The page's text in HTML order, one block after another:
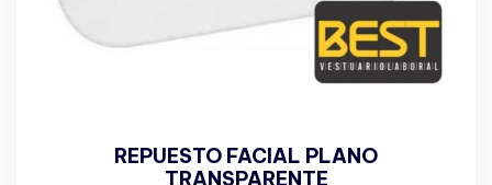
REPUESTO FACIAL PLANO
TRANSPARENTE